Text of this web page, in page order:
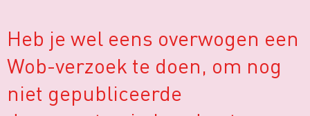
Heb je wel eens overwogen een
Wob-verzoek te doen, om nog
niet gepubliceerde